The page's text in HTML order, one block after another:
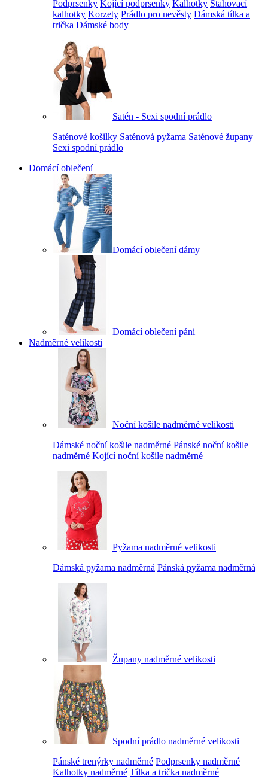
Podprsenky Kojící podprsenky Kalhotky Stahovací
kalhotky Korzety Prádlo pro nevěsty Dámská tílka a
trička Dámské body
Satén - Sexi spodní prádlo
Saténové košilky Saténová pyžama Saténové župany
Sexi spodní prádlo
Domácí oblečení
Domácí oblečení dámy
Domácí oblečení páni
Nadměrné velikosti
Noční košile nadměrné velikosti
Dámské noční košile nadměrné Pánské noční košile
nadměrné Kojící noční košile nadměrné
Pyžama nadměrné velikosti
Dámská pyžama nadměrná Pánská pyžama nadměrná
Župany nadměrné velikosti
Spodní prádlo nadměrné velikosti
Pánské trenýrky nadměrné Podprsenky nadměrné
Kalhotky nadměrné Tílka a trička nadměrné